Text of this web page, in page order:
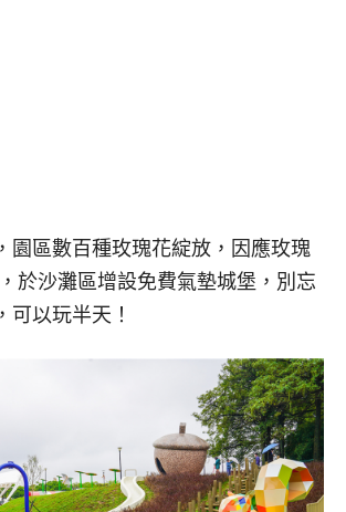
園區數百種玫瑰花綻放，因應玫瑰
於沙灘區增設免費氣墊城堡，別忘
可以玩半天！